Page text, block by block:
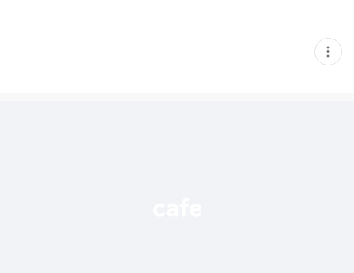
현
재